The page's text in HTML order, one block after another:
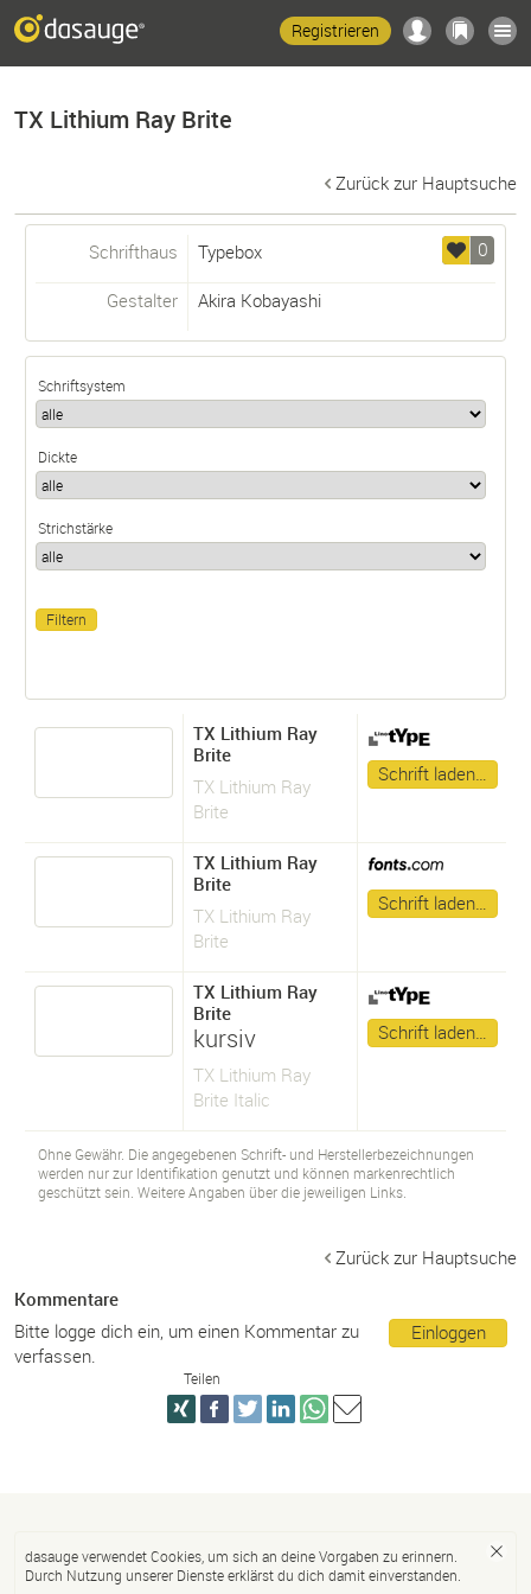
Registrieren
TX Lithium Ray Brite
Zurück zur Hauptsuche
0
Schrifthaus Typebox
Gestalter Akira Kobayashi
Schriftsystem
Dickte
Strichstärke
TX Lithium Ray
Brite
TX Lithium Ray
Brite
Schrift laden…
TX Lithium Ray
Brite
TX Lithium Ray
Brite
Schrift laden…
TX Lithium Ray
Brite
kursiv
TX Lithium Ray
Brite Italic
Schrift laden…
Ohne Gewähr. Die angegebenen Schrift- und Herstellerbezeichnungen
werden nur zur Identifikation genutzt und können markenrechtlich
geschützt sein. Weitere Angaben über die jeweiligen Links.
Zurück zur Hauptsuche
Kommentare
Einloggen
Bitte logge dich ein, um einen Kommentar zu
verfassen.
Teilen
dasauge verwendet Cookies, um sich an deine Vorgaben zu erinnern.
Durch Nutzung unserer Dienste erklärst du dich damit einverstanden.